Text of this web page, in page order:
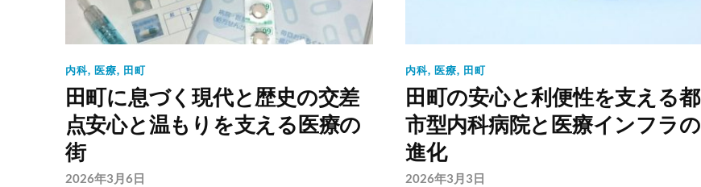
内科, 医療, 田町
田町に息づく現代と歴史の交差
点安心と温もりを支える医療の
街
2026年3月6日
内科, 医療, 田町
田町の安心と利便性を支える都
市型内科病院と医療インフラの
進化
2026年3月3日